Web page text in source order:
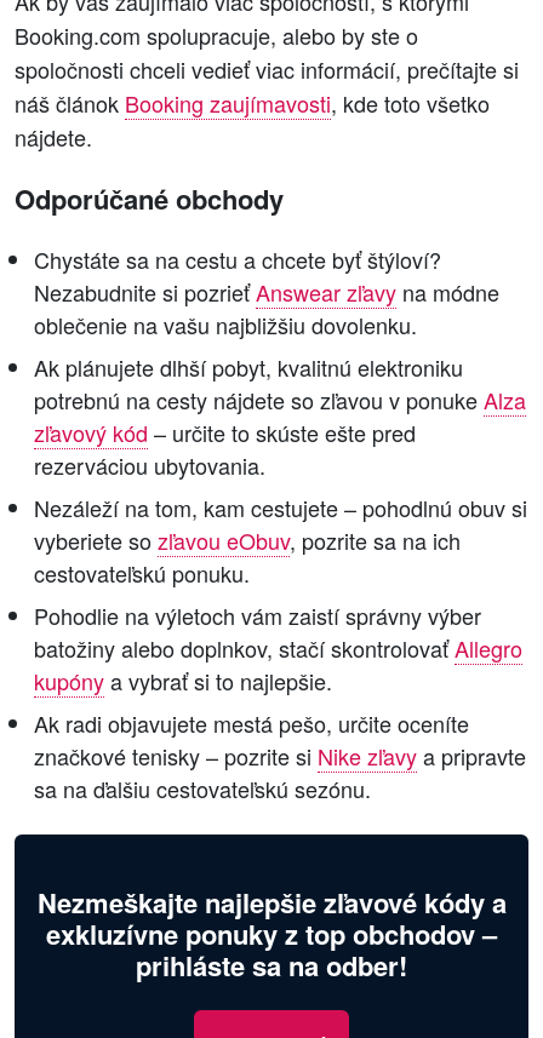
Booking.com spolupracuje, alebo by ste o
spoločnosti chceli vedieť viac informácií, prečítajte si
náš článok Booking zaujímavosti, kde toto všetko
nájdete.
Odporúčané obchody
Chystáte sa na cestu a chcete byť štýloví?
Nezabudnite si pozrieťAnswear zľavy na módne
oblečenie na vašu najbližšiu dovolenku.
Ak plánujete dlhší pobyt, kvalitnú elektroniku
potrebnú na cesty nájdete so zľavou v ponukeAlza
zľavový kód – určite to skúste ešte pred
rezerváciou ubytovania.
Nezáleží na tom, kam cestujete – pohodlnú obuv si
vyberiete sozľavou eObuv, pozrite sa na ich
cestovateľskú ponuku.
Pohodlie na výletoch vám zaistí správny výber
batožiny alebo doplnkov, stačí skontrolovaťAllegro
kupónya vybrať si to najlepšie.
Ak radi objavujete mestá pešo, určite oceníte
značkové tenisky – pozrite si Nike zľavya pripravte
sa na ďalšiu cestovateľskú sezónu.
Nezmeškajte najlepšie zľavové kódy a
exkluzívne ponuky z top obchodov –
prihláste sa na odber!